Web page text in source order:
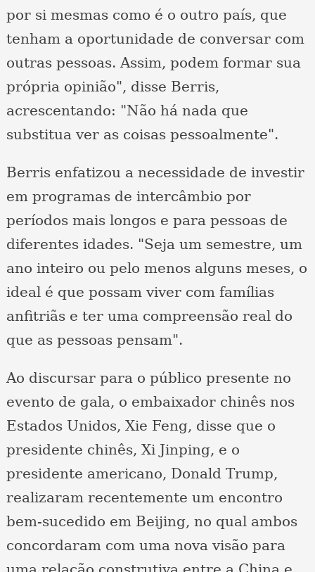
por si mesmas como é o outro país, que
tenham a oportunidade de conversar com
outras pessoas. Assim, podem formar sua
própria opinião", disse Berris,
acrescentando: "Não há nada que
substitua ver as coisas pessoalmente".
Berris enfatizou a necessidade de investir
em programas de intercâmbio por
períodos mais longos e para pessoas de
diferentes idades. "Seja um semestre, um
ano inteiro ou pelo menos alguns meses, o
ideal é que possam viver com famílias
anfitriãs e ter uma compreensão real do
que as pessoas pensam".
Ao discursar para o público presente no
evento de gala, o embaixador chinês nos
Estados Unidos, Xie Feng, disse que o
presidente chinês, Xi Jinping, e o
presidente americano, Donald Trump,
realizaram recentemente um encontro
bem-sucedido em Beijing, no qual ambos
concordaram com uma nova visão para